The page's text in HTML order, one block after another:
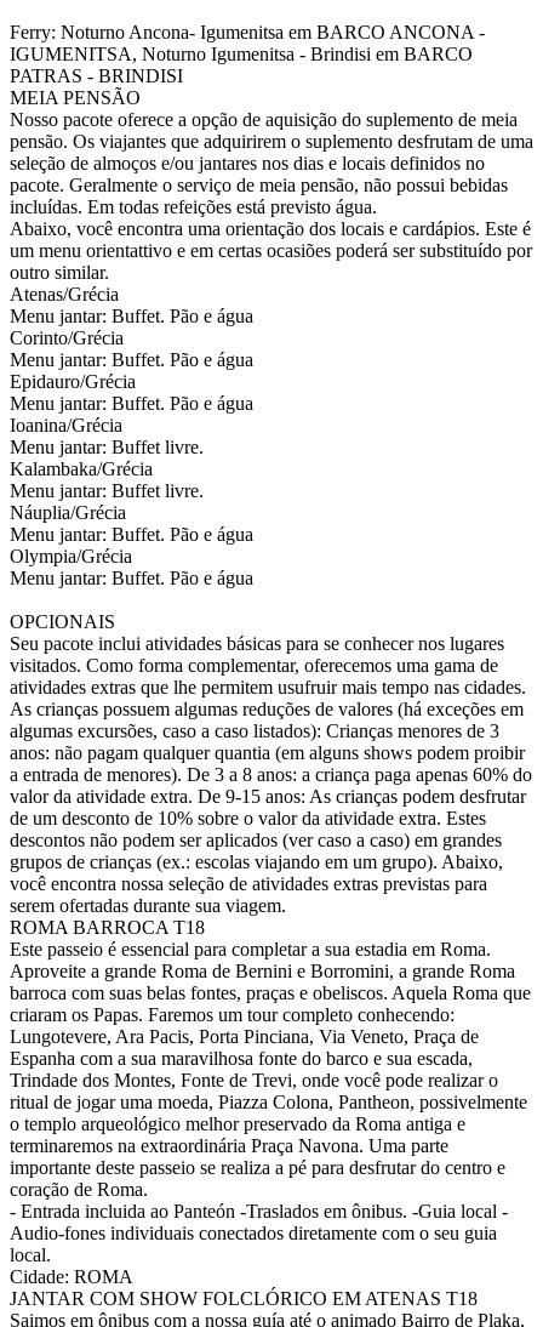
Ferry: Noturno Ancona- Igumenitsa em BARCO ANCONA -
IGUMENITSA, Noturno Igumenitsa - Brindisi em BARCO
PATRAS - BRINDISI
MEIA PENSÃO
Nosso pacote oferece a opção de aquisição do suplemento de meia
pensão. Os viajantes que adquirirem o suplemento desfrutam de uma
seleção de almoços e/ou jantares nos dias e locais definidos no
pacote. Geralmente o serviço de meia pensão, não possui bebidas
incluídas. Em todas refeições está previsto água.
Abaixo, você encontra uma orientação dos locais e cardápios. Este é
um menu orientattivo e em certas ocasiões poderá ser substituído por
outro similar.
Atenas/Grécia
Menu jantar: Buffet. Pão e água
Corinto/Grécia
Menu jantar: Buffet. Pão e água
Epidauro/Grécia
Menu jantar: Buffet. Pão e água
Ioanina/Grécia
Menu jantar: Buffet livre.
Kalambaka/Grécia
Menu jantar: Buffet livre.
Náuplia/Grécia
Menu jantar: Buffet. Pão e água
Olympia/Grécia
Menu jantar: Buffet. Pão e água
OPCIONAIS
Seu pacote inclui atividades básicas para se conhecer nos lugares
visitados. Como forma complementar, oferecemos uma gama de
atividades extras que lhe permitem usufruir mais tempo nas cidades.
As crianças possuem algumas reduções de valores (há exceções em
algumas excursões, caso a caso listados): Crianças menores de 3
anos: não pagam qualquer quantia (em alguns shows podem proibir
a entrada de menores). De 3 a 8 anos: a criança paga apenas 60% do
valor da atividade extra. De 9-15 anos: As crianças podem desfrutar
de um desconto de 10% sobre o valor da atividade extra. Estes
descontos não podem ser aplicados (ver caso a caso) em grandes
grupos de crianças (ex.: escolas viajando em um grupo). Abaixo,
você encontra nossa seleção de atividades extras previstas para
serem ofertadas durante sua viagem.
ROMA BARROCA T18
Este passeio é essencial para completar a sua estadia em Roma.
Aproveite a grande Roma de Bernini e Borromini, a grande Roma
barroca com suas belas fontes, praças e obeliscos. Aquela Roma que
criaram os Papas. Faremos um tour completo conhecendo:
Lungotevere, Ara Pacis, Porta Pinciana, Via Veneto, Praça de
Espanha com a sua maravilhosa fonte do barco e sua escada,
Trindade dos Montes, Fonte de Trevi, onde você pode realizar o
ritual de jogar uma moeda, Piazza Colona, Pantheon, possivelmente
o templo arqueológico melhor preservado da Roma antiga e
terminaremos na extraordinária Praça Navona. Uma parte
importante deste passeio se realiza a pé para desfrutar do centro e
coração de Roma.
- Entrada incluida ao Panteón -Traslados em ônibus. -Guia local -
Audio-fones individuais conectados diretamente com o seu guia
local.
Cidade: ROMA
JANTAR COM SHOW FOLCLÓRICO EM ATENAS T18
Saimos em ônibus com a nossa guía até o animado Bairro de Plaka,